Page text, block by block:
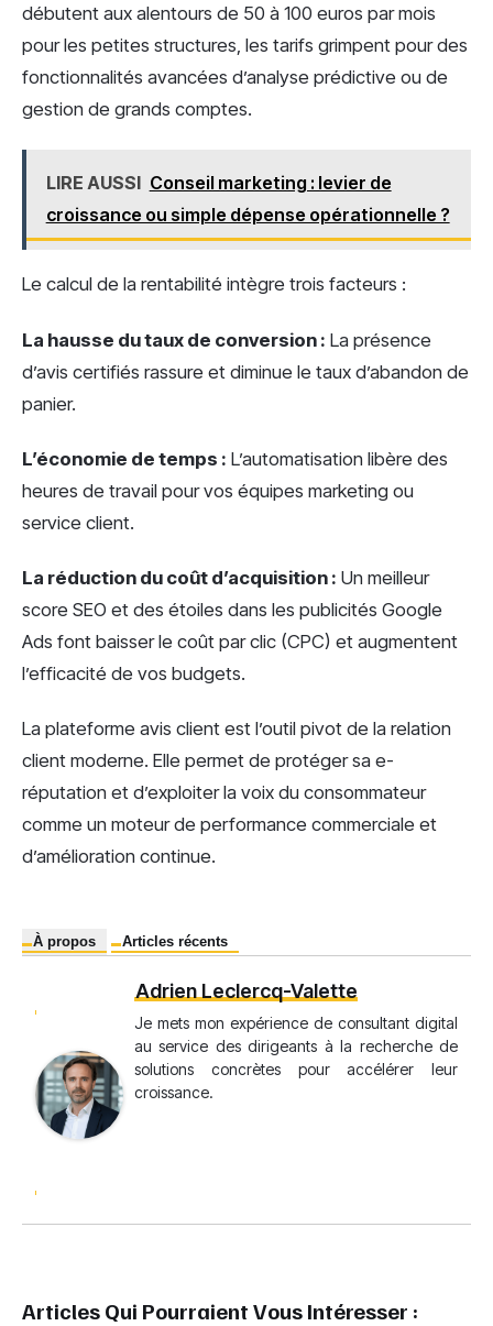
débutent aux alentours de 50 à 100 euros par mois
pour les petites structures, les tarifs grimpent pour des
fonctionnalités avancées d’analyse prédictive ou de
gestion de grands comptes.
LIRE AUSSI Conseil marketing : levier de
croissance ou simple dépense opérationnelle ?
Le calcul de la rentabilité intègre trois facteurs :
La hausse du taux de conversion : La présence
d’avis certifiés rassure et diminue le taux d’abandon de
panier.
L’économie de temps : L’automatisation libère des
heures de travail pour vos équipes marketing ou
service client.
La réduction du coût d’acquisition : Un meilleur
score SEO et des étoiles dans les publicités Google
Ads font baisser le coût par clic (CPC) et augmentent
l’efficacité de vos budgets.
La plateforme avis client est l’outil pivot de la relation
client moderne. Elle permet de protéger sa e-
réputation et d’exploiter la voix du consommateur
comme un moteur de performance commerciale et
d’amélioration continue.
À propos Articles récents
Adrien Leclercq-Valette
Je mets mon expérience de consultant digital
au service des dirigeants à la recherche de
solutions concrètes pour accélérer leur
croissance.
Articles Qui Pourraient Vous Intéresser :